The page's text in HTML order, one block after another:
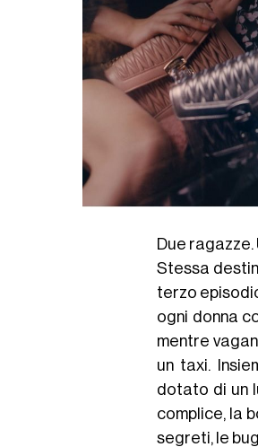
Due ragazze.
Stessa
terzo
ogni donna
mentre
un taxi.
dotato di un
complice, la
segreti, le